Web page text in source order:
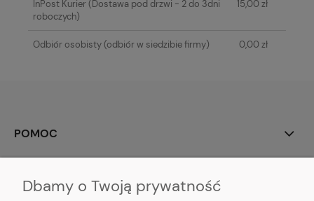
InPost Kurier(Dostawa pod drzwi - 2 do 3dni
roboczych)
15,00 zł
Odbiór osobisty(odbiór w siedzibie firmy) 0,00 zł
POMOC
Dbamy o Twoją prywatność